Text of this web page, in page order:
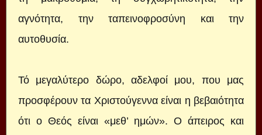
αγνότητα, την ταπεινοφροσύνη και την
αυτοθυσία.
Τό μεγαλύτερο δώρο, αδελφοί μου, που μας
προσφέρουν τα Χριστούγεννα είναι η βεβαιότητα
ότι ο Θεός είναι «μεθ’ ημών». Ο άπειρος και